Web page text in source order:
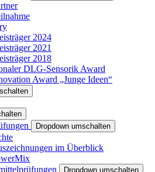
2024
2021
2018
DLG-Sensorik Award
Award „Junge Ideen“
Dropdown umschalten
im Überblick
Dropdown umschalten